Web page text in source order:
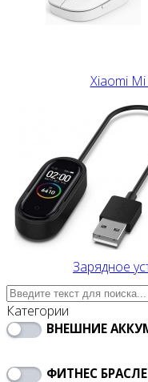
Xiaomi
Зарядное
Категории
ВНЕШНИЕ
ФИТНЕС